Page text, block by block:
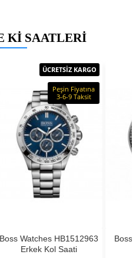
KI SAATLERI
ÜCRETSİZ KARGO
Peşin Fiyatına
3-6-9 Taksit
Boss Watches HB1512963
Erkek Kol Saati
Boss